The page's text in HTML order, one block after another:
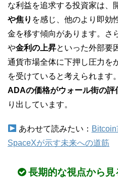
な利益を追求する投資家は、
や焦り を感じ、他のより即効
金を移す傾向があります。さ
や金利の上昇といった外部要
通貨市場全体に下押し圧力を
を受けていると考えられます
ADAの価格がウォール街の評
り出しています。
あわせて読みたい： Bitcoin
SpaceXが示す未来への道筋
長期的な視点から